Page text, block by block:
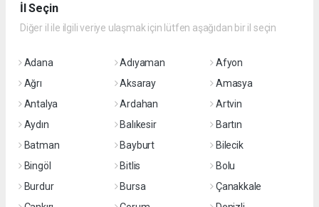
İl Seçin
Diğer il ile ilgili veriye ulaşmak için lütfen aşağıdan bir il seçin
Adana Adıyaman
Afyon
Ağrı
Aksaray
Amasya
Antalya
Ardahan
Artvin
Aydın
Balıkesir
Bartın
Batman
Bayburt
Bilecik
Bingöl
Bitlis
Bolu
Burdur
Bursa
Çanakkale